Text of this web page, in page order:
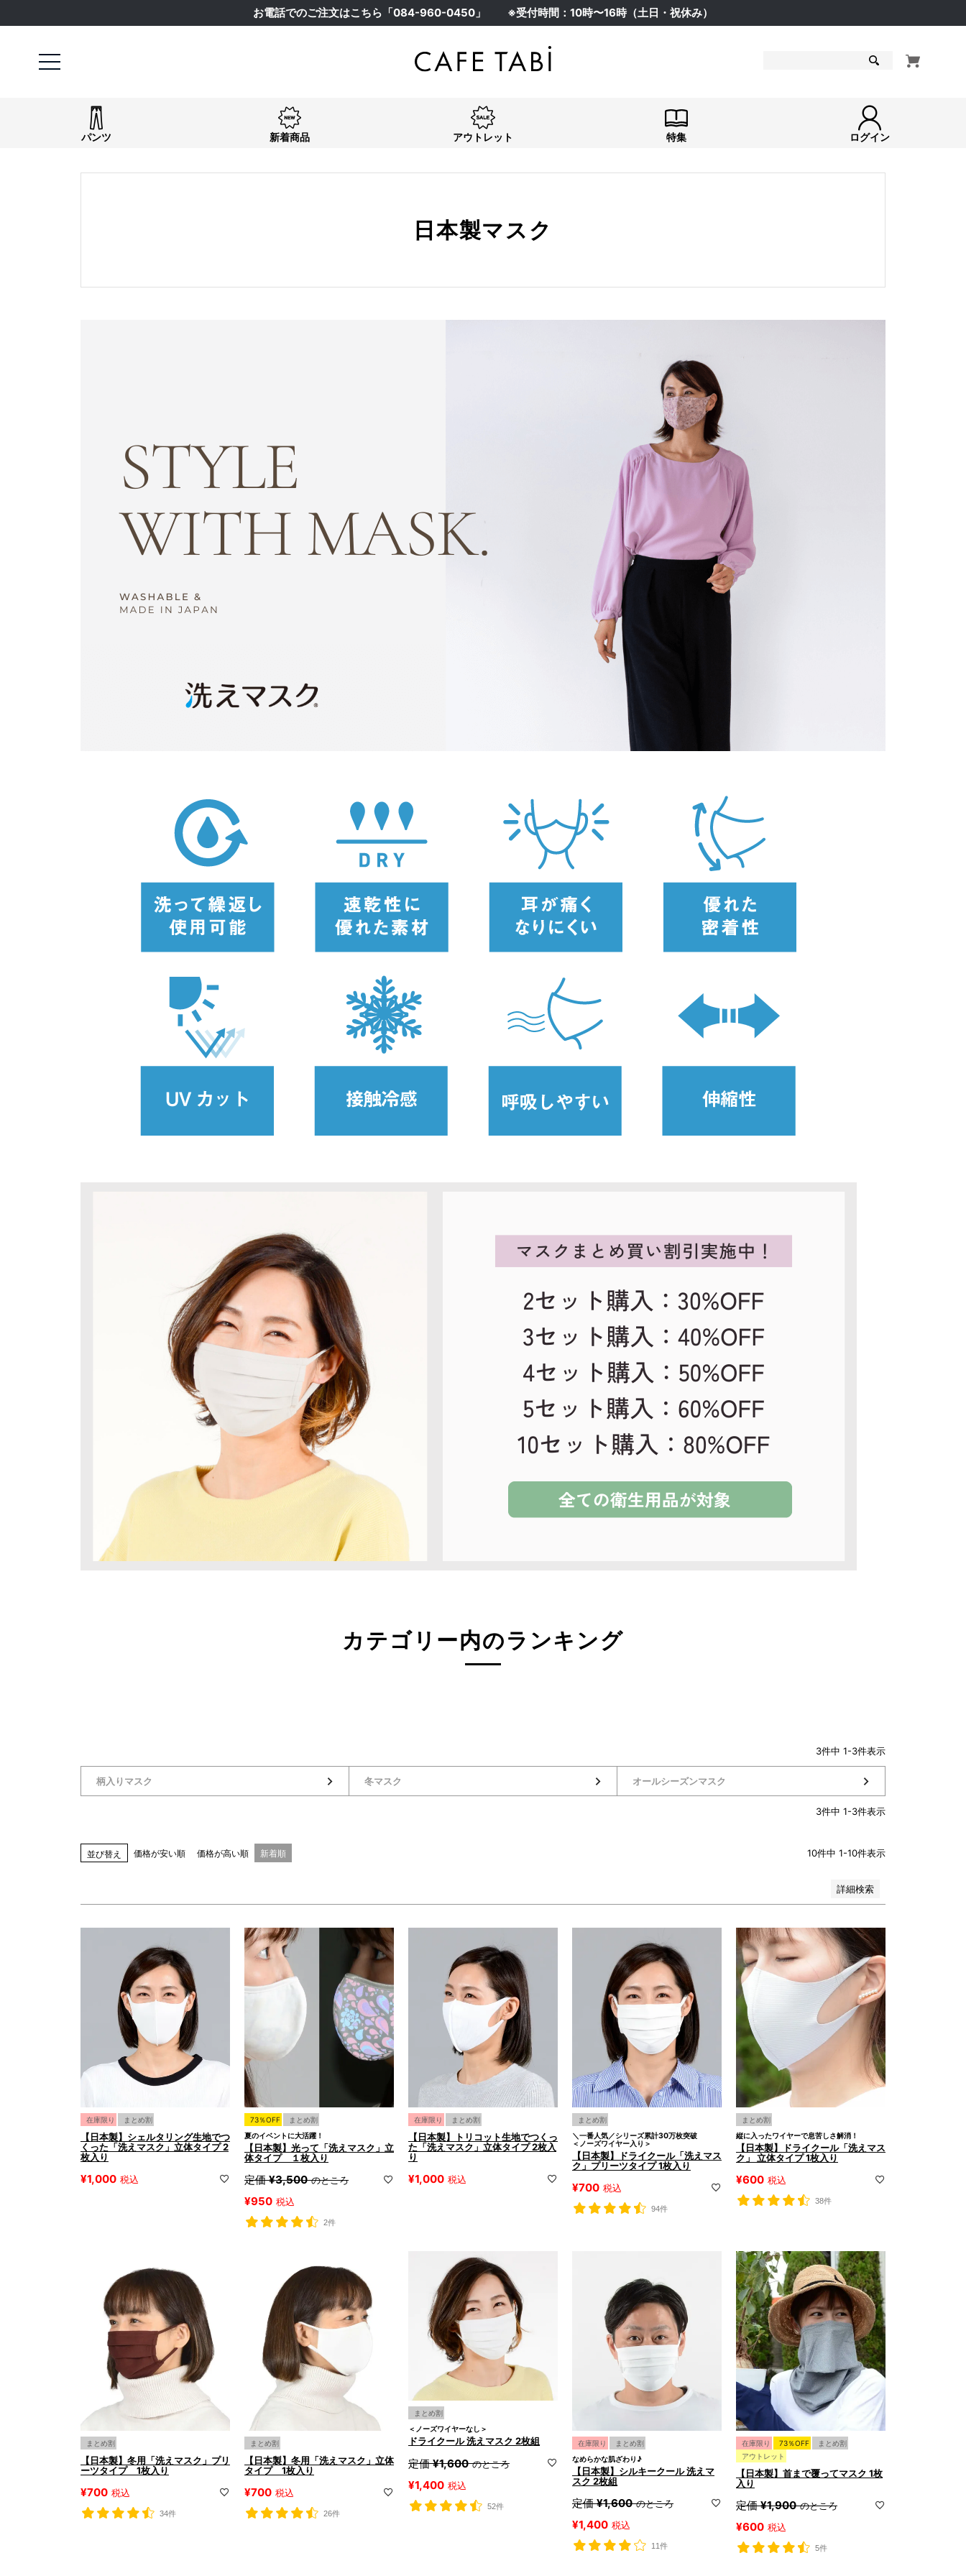
お電話でのご注文はこちら「084-960-0450 」 ※受付時間：10時〜16時（土日・祝休み）
パンツ 新着商品 アウトレット 特集 ログイン
日本製マスク
カテゴリー内のランキング
3件中 1-3件表示
柄入りマスク 冬マスク オールシーズンマスク
3件中 1-3件表示
並び替え 価格が安い順 価格が高い順 新着順 10件中 1-10件表示
詳細検索
指定なし
ホワイト系 ブラック系 ベージュ系 グレー系
ネイビー系
ブルー系
オレンジ系
在庫なし商品
在庫限り まとめ割
【日本製】シェルタリング生地でつ
くった「洗えマスク」立体タイプ 2
枚入り
¥1,000 税込
73％OFF まとめ割
夏のイベントに大活躍！
【日本製】光って「洗えマスク」立
体タイプ １枚入り
定価 ¥3,500 のところ
¥950 税込
2件
在庫限り まとめ割
【日本製】トリコット生地でつくっ
た「洗えマスク」立体タイプ 2枚入
り
¥1,000 税込
まとめ割
＼一番人気／シリーズ累計30万枚突破
＜ノーズワイヤー入り＞
【日本製】ドライクール「洗えマス
ク」プリーツタイプ 1枚入り
¥700 税込
94件
まとめ割
縦に入ったワイヤーで息苦しさ解消！
【日本製】ドライクール「洗えマス
ク」 立体タイプ 1枚入り
¥600 税込
38件
まとめ割
【日本製】冬用「洗えマスク」プリ
ーツタイプ 1枚入り
¥700 税込
34件
まとめ割
【日本製】冬用「洗えマスク」立体
タイプ 1枚入り
¥700 税込
26件
まとめ割
＜ノーズワイヤーなし＞
ドライクール 洗えマスク 2枚組
定価 ¥1,600 のところ
¥1,400 税込
52件
在庫限り まとめ割
なめらかな肌ざわり♪
【日本製】シルキークール 洗えマ
スク 2枚組
定価 ¥1,600 のところ
¥1,400 税込
11件
在庫限り 73％OFF
まとめ割
アウトレット
【日本製】首まで覆ってマスク 1枚
入り
定価 ¥1,900 のところ
¥600 税込
5件